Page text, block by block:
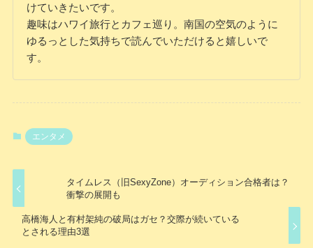
けていきたいです。
趣味はハワイ旅行とカフェ巡り。南国の空気のように
ゆるっとした気持ちで読んでいただけると嬉しいで
す。
エンタメ
タイムレス（旧SexyZone）オーディション合格者は？
衝撃の展開も
高橋海人と有村架純の破局はガセ？交際が続いている
とされる理由3選